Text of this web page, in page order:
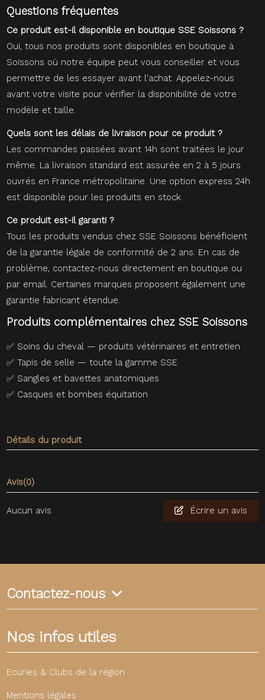
Questions fréquentes
Ce produit est-il disponible en boutique SSE Soissons ?
Oui, tous nos produits sont disponibles en boutique à
Soissons où notre équipe peut vous conseiller et vous
permettre de les essayer avant l'achat. Appelez-nous
avant votre visite pour vérifier la disponibilité de votre
modèle et taille.
Quels sont les délais de livraison pour ce produit ?
Les commandes passées avant 14h sont traitées le jour
même. La livraison standard est assurée en 2 à 5 jours
ouvrés en France métropolitaine. Une option express 24h
est disponible pour les produits en stock.
Ce produit est-il garanti ?
Tous les produits vendus chez SSE Soissons bénéficient
de la garantie légale de conformité de 2 ans. En cas de
problème, contactez-nous directement en boutique ou
par email. Certaines marques proposent également une
garantie fabricant étendue.
Produits complémentaires chez SSE Soissons
✅ Soins du cheval — produits vétérinaires et entretien
✅Tapis de selle — toute la gamme SSE
✅ Sangles et bavettes anatomiques
✅ Casques et bombes équitation
Détails du produit
Avis(0)
Aucun avis Écrire un avis
Contactez-nous
Nos infos utiles
Ecuries & Clubs de la région
Mentions légales